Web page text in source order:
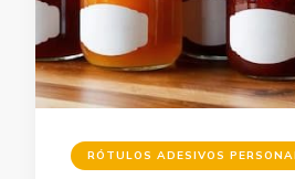
RÓTULOS ADESIVOS